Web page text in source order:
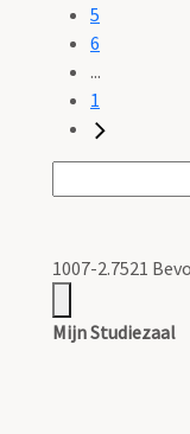
5
6
...
1
1007-2.7521
Mijn Studiezaal